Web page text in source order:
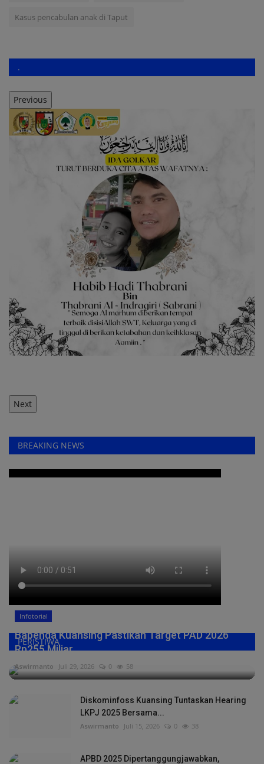
Kasus pencabulan anak di Taput
.
Previous
Next
BREAKING NEWS
PERISTIWA
Infotorial
Bapenda Kuansing Pastikan Target PAD 2026
Rp255 Miliar,...
Aswirmanto Juli 29, 2026 0 58
Diskominfoss Kuansing Tuntaskan Hearing
LKPJ 2025 Bersama...
Aswirmanto Juli 15, 2026 0 38
APBD 2025 Dipertanggungjawabkan,